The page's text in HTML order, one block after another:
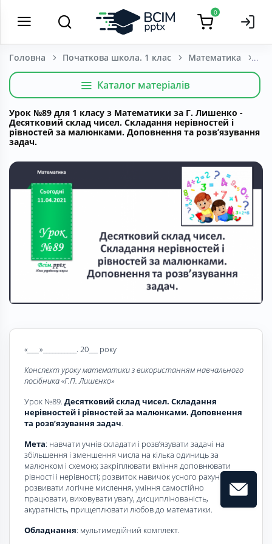
0
Головна Початкова школа. 1 клас Математика
Каталог матеріалів
Урок №89 для 1 класу з Математики за Г. Лишенко -
Десятковий склад чисел. Складання нерівностей і
рівностей за малюнками. Доповнення та розв’язування
задач.
«____ »___________. 20___ року
Конспект уроку математики з використанням навчального
посібника «Г.П. Лишенко»
Урок №89. Десятковий склад чисел. Складання
нерівностей і рівностей за малюнками. Доповнення
та розв’язування задач.
Мета: навчати учнів складати і розв’язувати задачі на
збільшення і зменшення числа на кілька одиниць за
малюнком і схемою; закріплювати вміння доповнювати
рівності і нерівності; розвиток навичок усного рахунку,
розвивати логічне мислення, уміння самостійно
працювати, виховувати увагу, дисциплінованість,
акуратність, прищеплювати любов до математики.
Обладнання: мультимедійний комплект.